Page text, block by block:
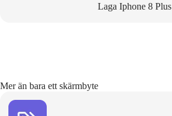
Laga Iphone 8 Plus
Mer än bara ett skärmbyte